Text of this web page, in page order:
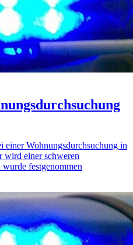
Wohnungsdurchsuchung in
wird einer schweren
festgenommen